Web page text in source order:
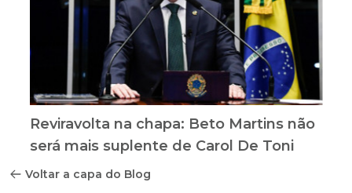
Reviravolta na chapa: Beto Martins não
será mais suplente de Carol De Toni
Voltar a capa do Blog